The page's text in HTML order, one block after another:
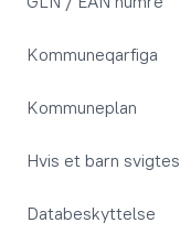
Kommuneqarfiga
Kommuneplan
Hvis et barn svigtes
Databeskyttelse